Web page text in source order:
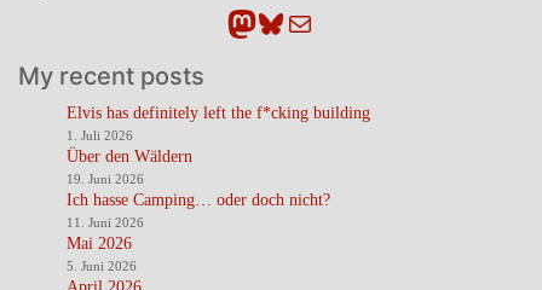
Mastodon
Bluesky
E-Mail
My recent posts
Elvis has definitely left the f*cking building
1. Juli 2026
Über den Wäldern
19. Juni 2026
Ich hasse Camping… oder doch nicht?
11. Juni 2026
Mai 2026
5. Juni 2026